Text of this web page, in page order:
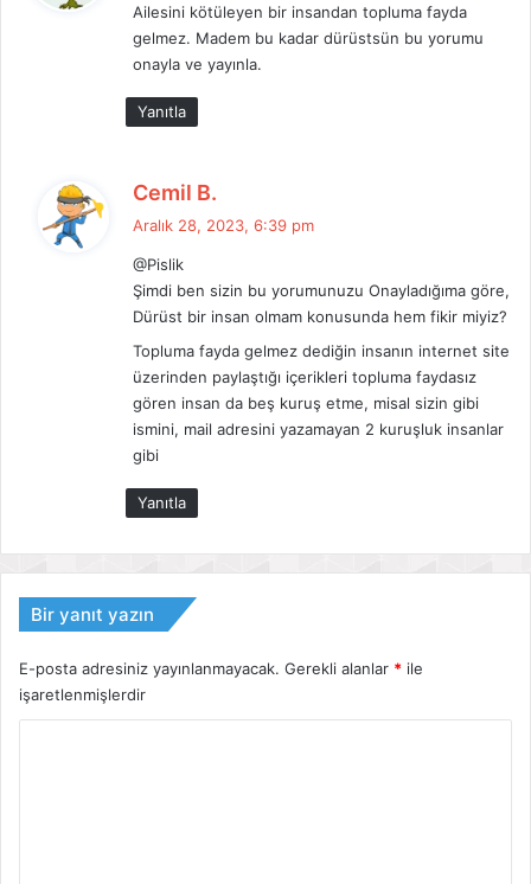
i
k
i
:
Ailesini kötüleyen bir insandan topluma fayda
gelmez. Madem bu kadar dürüstsün bu yorumu
onayla ve yayınla.
Yanıtla
Cemil B.
k
i
:
Aralık 28, 2023, 6:39 pm
@Pislik
Şimdi ben sizin bu yorumunuzu Onayladığıma göre,
Dürüst bir insan olmam konusunda hem fikir miyiz?
Topluma fayda gelmez dediğin insanın internet site
üzerinden paylaştığı içerikleri topluma faydasız
gören insan da beş kuruş etme, misal sizin gibi
ismini, mail adresini yazamayan 2 kuruşluk insanlar
gibi
Yanıtla
Bir yanıt yazın
E-posta adresiniz yayınlanmayacak. Gerekli alanlar * ile
işaretlenmişlerdir